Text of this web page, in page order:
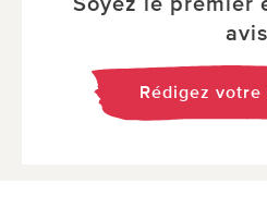
Rédigez